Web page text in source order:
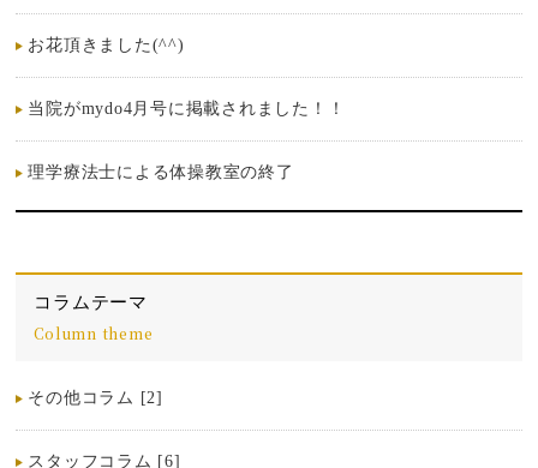
お花頂きました(^^)
当院がmydo4月号に掲載されました！！
理学療法士による体操教室の終了
コラムテーマ
Column theme
その他コラム [2]
スタッフコラム [6]